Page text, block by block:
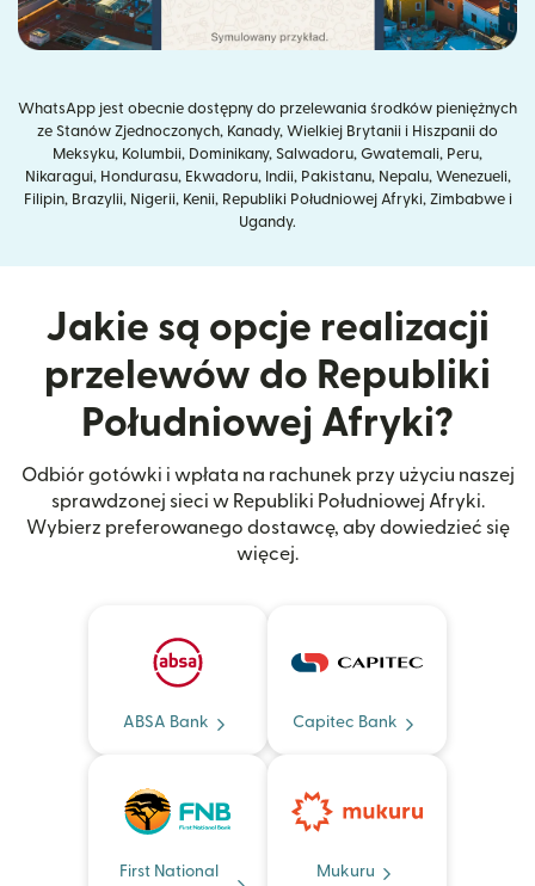
WhatsApp jest obecnie dostępny do przelewania środków pieniężnych
ze Stanów Zjednoczonych, Kanady, Wielkiej Brytanii i Hiszpanii do
Meksyku, Kolumbii, Dominikany, Salwadoru, Gwatemali, Peru,
Nikaragui, Hondurasu, Ekwadoru, Indii, Pakistanu, Nepalu, Wenezueli,
Filipin, Brazylii, Nigerii, Kenii, Republiki Południowej Afryki, Zimbabwe i
Ugandy.
Jakie są opcje realizacji
przelewów do Republiki
Południowej Afryki?
Odbiór gotówki i wpłata na rachunek przy użyciu naszej
sprawdzonej sieci w Republiki Południowej Afryki.
Wybierz preferowanego dostawcę, aby dowiedzieć się
więcej.
ABSA Bank Capitec Bank
First National
Mukuru